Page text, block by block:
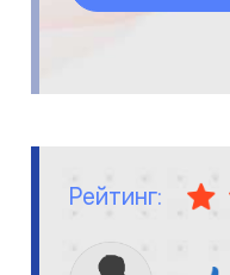
Рейтинг: